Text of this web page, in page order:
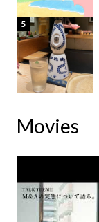
5
Movies